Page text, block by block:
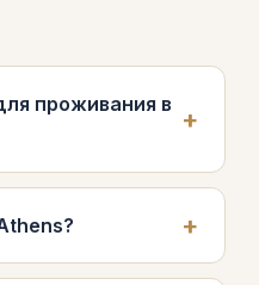
проживания в